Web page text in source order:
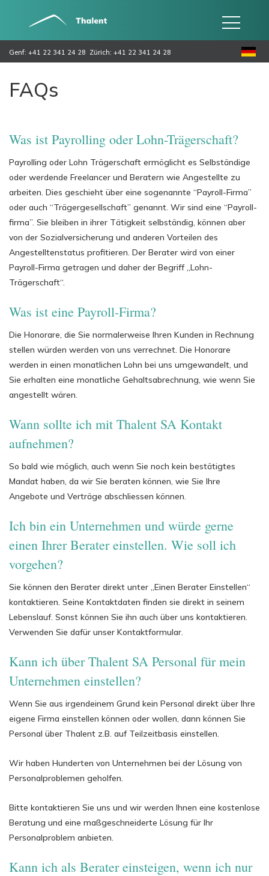
Genf: +41 22 341 24 28 Zürich: +41 22 341 24 28
FAQs
Was ist Payrolling oder Lohn-Trägerschaft?
Payrolling oder Lohn Trägerschaft ermöglicht es Selbständige
oder werdende Freelancer und Beratern wie Angestellte zu
arbeiten. Dies geschieht über eine sogenannte “Payroll-Firma”
oder auch “Trägergesellschaft” genannt. Wir sind eine “Payroll-
firma”. Sie bleiben in ihrer Tätigkeit selbständig, können aber
von der Sozialversicherung und anderen Vorteilen des
Angestelltenstatus profitieren. Der Berater wird von einer
Payroll-Firma getragen und daher der Begriff „Lohn-
Trägerschaft“.
Was ist eine Payroll-Firma?
Die Honorare, die Sie normalerweise Ihren Kunden in Rechnung
stellen würden werden von uns verrechnet. Die Honorare
werden in einen monatlichen Lohn bei uns umgewandelt, und
Sie erhalten eine monatliche Gehaltsabrechnung, wie wenn Sie
angestellt wären.
Wann sollte ich mit Thalent SA Kontakt
aufnehmen?
So bald wie möglich, auch wenn Sie noch kein bestätigtes
Mandat haben, da wir Sie beraten können, wie Sie Ihre
Angebote und Verträge abschliessen können.
Ich bin ein Unternehmen und würde gerne
einen Ihrer Berater einstellen. Wie soll ich
vorgehen?
Sie können den Berater direkt unter „Einen Berater Einstellen“
kontaktieren. Seine Kontaktdaten finden sie direkt in seinem
Lebenslauf. Sonst können Sie ihn auch über uns kontaktieren.
Verwenden Sie dafür unser Kontaktformular.
Kann ich über Thalent SA Personal für mein
Unternehmen einstellen?
Wenn Sie aus irgendeinem Grund kein Personal direkt über Ihre
eigene Firma einstellen können oder wollen, dann können Sie
Personal über Thalent z.B. auf Teilzeitbasis einstellen.
Wir haben Hunderten von Unternehmen bei der Lösung von
Personalproblemen geholfen.
Bitte kontaktieren Sie uns und wir werden Ihnen eine kostenlose
Beratung und eine maßgeschneiderte Lösung für Ihr
Personalproblem anbieten.
Kann ich als Berater einsteigen, wenn ich nur